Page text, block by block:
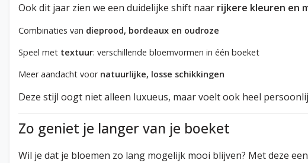
Ook dit jaar zien we een duidelijke shift naar rijkere kleuren en
Combinaties van dieprood, bordeaux en oudroze
Speel met textuur: verschillende bloemvormen in één boeket
Meer aandacht voor natuurlijke, losse schikkingen
Deze stijl oogt niet alleen luxueus, maar voelt ook heel
Zo geniet je langer van je boeket
Wil je dat je bloemen zo lang mogelijk mooi blijven? Met deze